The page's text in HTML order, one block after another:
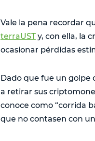
Vale la pena recordar
terraUSTy, con ella, la
ocasionar pérdidas
Dado que fue un golpe
a retirar sus
conoce como “corrida
que no contasen con